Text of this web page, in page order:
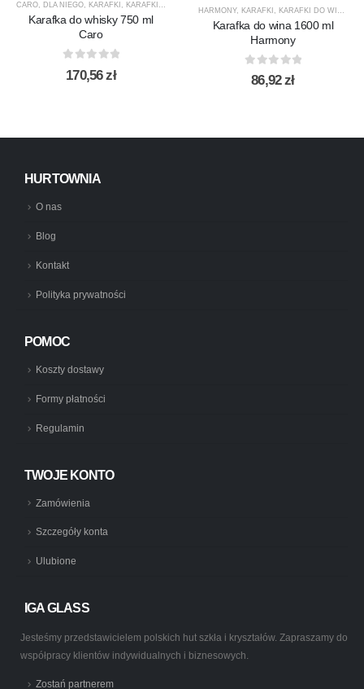
CARO, DLA NIEGO, KARAFKI , KARAFKI DO WHISKY
Karafka do whisky 750 ml
Caro
0out of 5
170,56zł
HARMONY, KARAFKI , KARAFKI DO WINA
Karafka do wina 1600 ml
Harmony
out of 5
86,92zł
HURTOWNIA
O nas
Blog
Kontakt
Polityka prywatności
POMOC
Koszty dostawy
Formy płatności
Regulamin
TWOJE KONTO
Zamówienia
Szczegóły konta
Ulubione
IGA GLASS
Jesteśmy przedstawicielem polskich hut szkła i kryształów. Zapraszamy do
współpracy klientów indywidualnych i biznesowych.
Zostań partnerem